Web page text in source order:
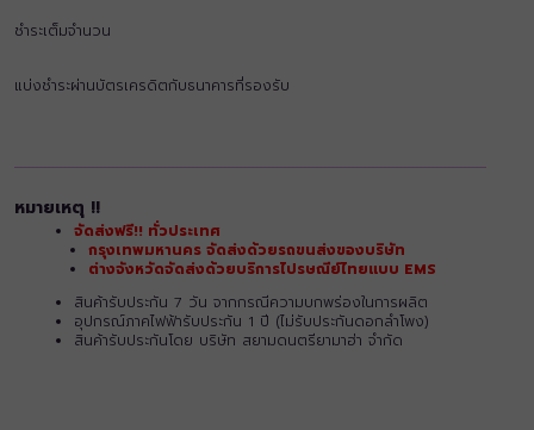
ชำระเต็มจำนวน
แบ่งชำระผ่านบัตรเครดิตกับธนาคารที่รองรับ
หมายเหตุ !!
จัดส่งฟรี!! ทั่วประเทศ
กรุงเทพมหานคร จัดส่งด้วยรถขนส่งของบริษัท
ต่างจังหวัดจัดส่งด้วยบริการไปรษณีย์ไทยแบบ EMS
สินค้ารับประกัน 7 วัน จากกรณีความบกพร่องในการผลิต
อุปกรณ์ภาคไฟฟ้ารับประกัน 1 ปี (ไม่รับประกันดอกลำโพง)
สินค้ารับประกันโดย บริษัท สยามดนตรียามาฮ่า จำกัด